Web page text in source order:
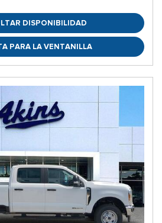
DISPONIBILIDAD
PARA LA VENTANILLA